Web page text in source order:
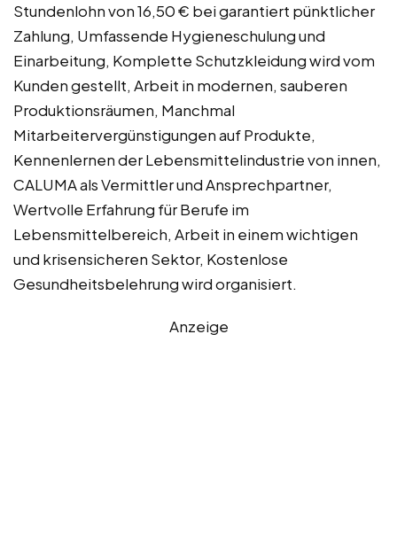
Stundenlohn von 16,50 € bei garantiert pünktlicher
Zahlung, Umfassende Hygieneschulung und
Einarbeitung, Komplette Schutzkleidung wird vom
Kunden gestellt, Arbeit in modernen, sauberen
Produktionsräumen, Manchmal
Mitarbeitervergünstigungen auf Produkte,
Kennenlernen der Lebensmittelindustrie von innen,
CALUMA als Vermittler und Ansprechpartner,
Wertvolle Erfahrung für Berufe im
Lebensmittelbereich, Arbeit in einem wichtigen
und krisensicheren Sektor, Kostenlose
Gesundheitsbelehrung wird organisiert.
Anzeige